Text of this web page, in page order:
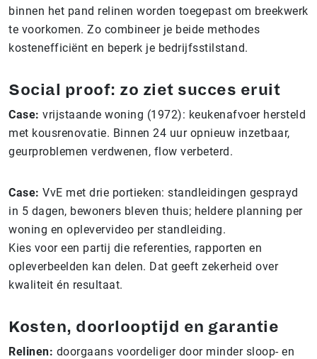
binnen het pand relinen worden toegepast om breekwerk
te voorkomen. Zo combineer je beide methodes
kostenefficiënt en beperk je bedrijfsstilstand.
Social proof: zo ziet succes eruit
Case: vrijstaande woning (1972): keukenafvoer hersteld
met kousrenovatie. Binnen 24 uur opnieuw inzetbaar,
geurproblemen verdwenen, flow verbeterd.
Case: VvE met drie portieken: standleidingen gesprayd
in 5 dagen, bewoners bleven thuis; heldere planning per
woning en oplevervideo per standleiding.
Kies voor een partij die referenties, rapporten en
opleverbeelden kan delen. Dat geeft zekerheid over
kwaliteit én resultaat.
Kosten, doorlooptijd en garantie
Relinen: doorgaans voordeliger door minder sloop- en